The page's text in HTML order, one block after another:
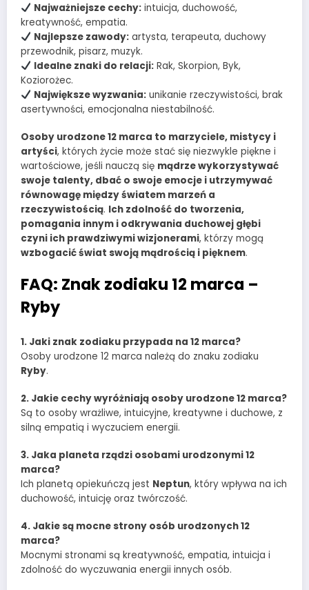
Najważniejsze cechy: intuicja, duchowość,
kreatywność, empatia.
Najlepsze zawody: artysta, terapeuta, duchowy
przewodnik, pisarz, muzyk.
Idealne znaki do relacji: Rak, Skorpion, Byk,
Koziorożec.
Największe wyzwania: unikanie rzeczywistości, brak
asertywności, emocjonalna niestabilność.
Osoby urodzone 12 marca to marzyciele, mistycy i
artyści, których życie może stać się niezwykle piękne i
wartościowe, jeśli nauczą się mądrze wykorzystywać
swoje talenty, dbać o swoje emocje i utrzymywać
równowagę między światem marzeń a
rzeczywistością. Ich zdolność do tworzenia,
pomagania innym i odkrywania duchowej głębi
czyni ich prawdziwymi wizjonerami, którzy mogą
wzbogacić świat swoją mądrością i pięknem.
FAQ: Znak zodiaku 12 marca –
Ryby
1. Jaki znak zodiaku przypada na 12 marca?
Osoby urodzone 12 marca należą do znaku zodiaku
Ryby.
2. Jakie cechy wyróżniają osoby urodzone 12 marca?
Są to osoby wrażliwe, intuicyjne, kreatywne i duchowe, z
silną empatią i wyczuciem energii.
3. Jaka planeta rządzi osobami urodzonymi 12
marca?
Ich planetą opiekuńczą jest Neptun, który wpływa na ich
duchowość, intuicję oraz twórczość.
4. Jakie są mocne strony osób urodzonych 12
marca?
Mocnymi stronami są kreatywność, empatia, intuicja i
zdolność do wyczuwania energii innych osób.